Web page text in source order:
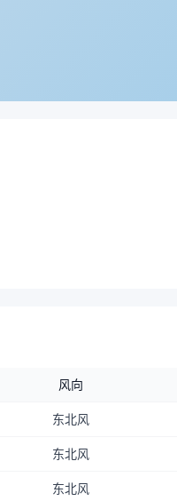
风向
东北风
东北风
东北风